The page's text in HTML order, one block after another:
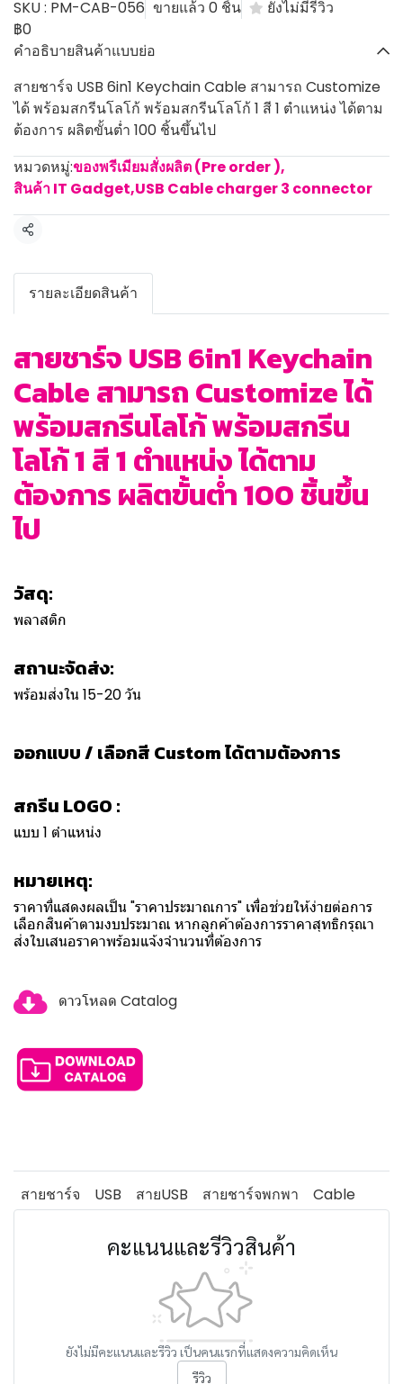
SKU : PM-CAB-056 ขายแล้ว 0 ชิ้น
ยังไม่มีรีวิว
฿0
คำอธิบายสินค้าแบบย่อ
สายชาร์จ USB 6in1 Keychain Cable สามารถ Customize
ได้ พร้อมสกรีนโลโก้ พร้อมสกรีนโลโก้ 1 สี 1 ตำแหน่ง ได้ตาม
ต้องการ ผลิตขั้นต่ำ 100 ชิ้นขึ้นไป
หมวดหมู่:ของพรีเมียมสั่งผลิต (Pre order ),
สินค้า IT Gadget,USB Cable charger 3 connector
แชร์
รายละเอียดสินค้า
สายชาร์จ USB 6in1 Keychain
Cable สามารถ Customize ได้
พร้อมสกรีนโลโก้ พร้อมสกรีน
โลโก้ 1 สี 1 ตำแหน่ง ได้ตาม
ต้องการ ผลิตขั้นต่ำ 100 ชิ้นขึ้น
ไป
วัสดุ:
พลาสติก
สถานะจัดส่ง:
พร้อมส่งใน 15-20 วัน
ออกแบบ / เลือกสี Custom ได้ตามต้องการ
สกรีน LOGO :
แบบ 1 ตำแหน่ง
หมายเหตุ:
ราคาที่แสดงผลเป็น "ราคาประมาณการ" เพื่อช่วยให้ง่ายต่อการ
เลือกสินค้าตามงบประมาณ หากลูกค้าต้องการราคาสุทธิกรุณา
ส่งใบเสนอราคาพร้อมแจ้งจำนวนที่ต้องการ
ดาวโหลด Catalog
สายชาร์จ USB สายUSB สายชาร์จพกพา Cable
คะแนนและรีวิวสินค้า
ยังไม่มีคะแนนและรีวิว เป็นคนแรกที่แสดงความคิดเห็น
รีวิว